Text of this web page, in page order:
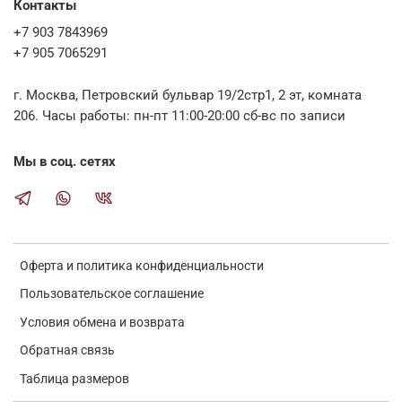
Оферта и политика конфиденциальности
Пользовательское соглашение
Условия обмена и возврата
Обратная связь
Таблица размеров
Контакты
+7 903 7843969
+7 905 7065291
г. Москва, Петровский бульвар 19/2стр1, 2 эт, комната
206. Часы работы: пн-пт 11:00-20:00 сб-вс по записи
Мы в соц. сетях